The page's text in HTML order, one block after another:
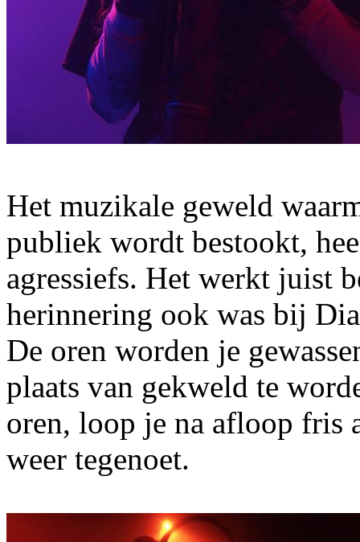
Het muzikale geweld
publiek wordt bestookt,
agressiefs. Het werkt juist
herinnering ook was bij
De oren worden je
plaats van gekweld te
oren, loop je na afloop fris
weer tegenoet.